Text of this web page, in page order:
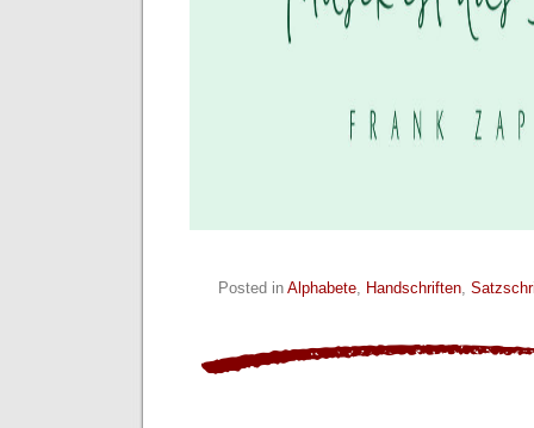
Posted in Alphabete, Handschriften,